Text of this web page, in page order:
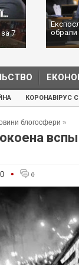
7
обрали
КОРОНАВІРУС
блогосфери »
• 0